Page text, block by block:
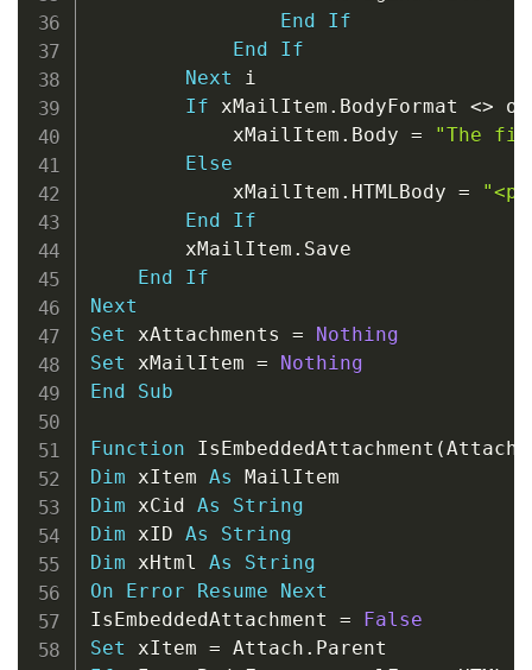
End
If
End
If
Next i
If xMailItem . BodyFormat <>
            xMailItem
. Body =
"The
Else
            xMailItem
. HTMLBody =
End
If
        xMailItem
. Save
End
If
Next
Set xAttachments =
Nothing
Set xMailItem =
Nothing
End
Sub
Function IsEmbeddedAttachment (Attach
Dim xItem As
Dim xCid As
String
Dim xID As
String
Dim xHtml As
String
On
Error Resume
Next
IsEmbeddedAttachment =
False
Set xItem = Attach .